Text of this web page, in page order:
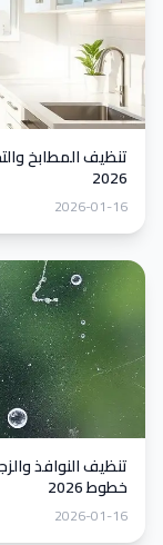
تنظيف المطابخ
2026
2026-01-16
تنظيف النوافذ
خطوط 2026
2026-01-16